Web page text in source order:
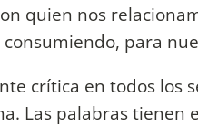
quien nos
para
crítica en todos los
Las palabras tienen